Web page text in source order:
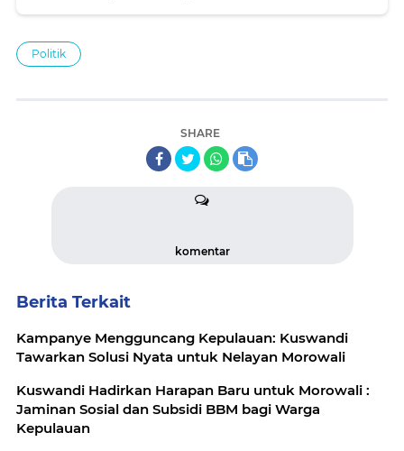
Politik
SHARE
komentar
Berita Terkait
Kampanye Mengguncang Kepulauan: Kuswandi
Tawarkan Solusi Nyata untuk Nelayan Morowali
Kuswandi Hadirkan Harapan Baru untuk Morowali :
Jaminan Sosial dan Subsidi BBM bagi Warga
Kepulauan